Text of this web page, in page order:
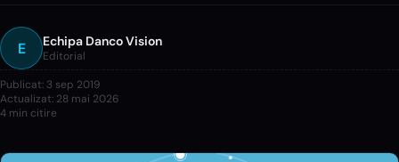
E Echipa Danco Vision
Editorial
Publicat: 3 sep 2019
Actualizat: 28 mai 2026
4 min citire